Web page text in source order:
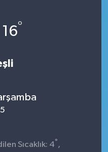
16°
Sıcaklık: 4° ,